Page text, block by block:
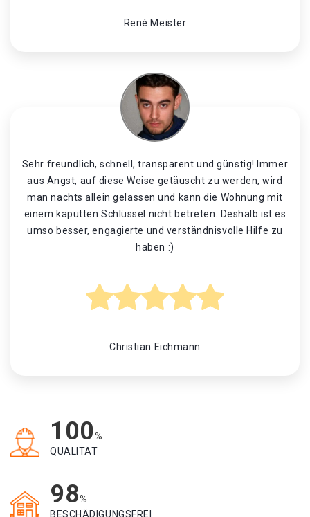
René Meister
Sehr freundlich, schnell, transparent und günstig! Immer
aus Angst, auf diese Weise getäuscht zu werden, wird
man nachts allein gelassen und kann die Wohnung mit
einem kaputten Schlüssel nicht betreten. Deshalb ist es
umso besser, engagierte und verständnisvolle Hilfe zu
haben :)
Christian Eichmann
100%
QUALITÄT
98%
BESCHÄDIGUNGSFREI